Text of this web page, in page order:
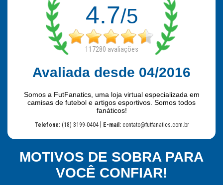
4.7/5
117280 avaliações
Avaliada desde 04/2016
Somos a FutFanatics, uma loja virtual especializada em
camisas de futebol e artigos esportivos. Somos todos
fanáticos!
Telefone: (18) 3199-0404| E-mail:contato@futfanatics.com.br
MOTIVOS DE SOBRA PARA
VOCÊ CONFIAR!